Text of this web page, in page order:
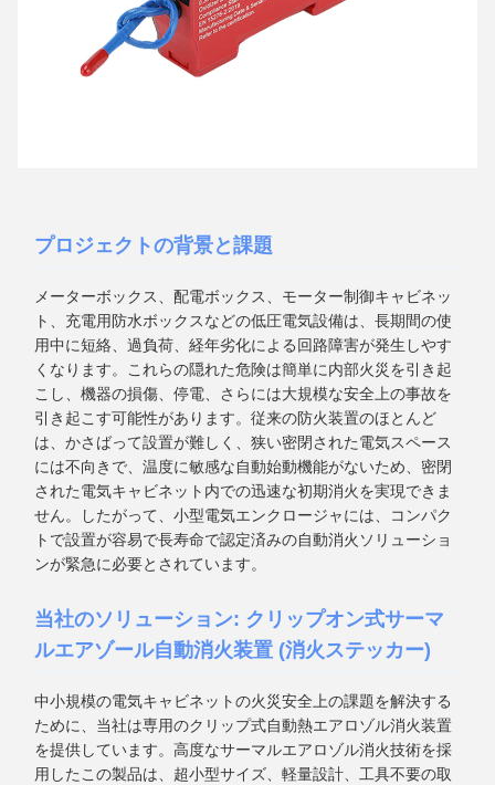
プロジェクトの背景と課題
メーターボックス、配電ボックス、モーター制御キャビネッ
ト、充電用防水ボックスなどの低圧電気設備は、長期間の使
用中に短絡、過負荷、経年劣化による回路障害が発生しやす
くなります。これらの隠れた危険は簡単に内部火災を引き起
こし、機器の損傷、停電、さらには大規模な安全上の事故を
引き起こす可能性があります。従来の防火装置のほとんど
は、かさばって設置が難しく、狭い密閉された電気スペース
には不向きで、温度に敏感な自動始動機能がないため、密閉
された電気キャビネット内での迅速な初期消火を実現できま
せん。したがって、小型電気エンクロージャには、コンパク
トで設置が容易で長寿命で認定済みの自動消火ソリューショ
ンが緊急に必要とされています。
当社のソリューション: クリップオン式サーマ
ルエアゾール自動消火装置 (消火ステッカー)
中小規模の電気キャビネットの火災安全上の課題を解決する
ために、当社は専用のクリップ式自動熱エアロゾル消火装置
を提供しています。高度なサーマルエアロゾル消火技術を採
用したこの製品は、超小型サイズ、軽量設計、工具不要の取